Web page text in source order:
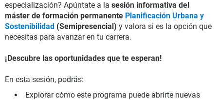
especialización? Apúntate a la sesión informativa del
máster de formación permanente Planificación Urbana y
Sostenibilidad (Semipresencial) y valora si es la opción que
necesitas para avanzar en tu carrera.
¡Descubre las oportunidades que te esperan!
En esta sesión, podrás:
Explorar cómo este programa puede abrirte nuevas